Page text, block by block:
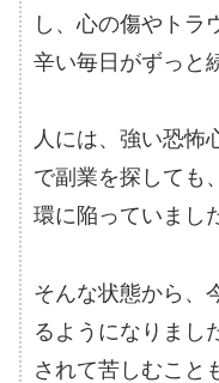
し、心の傷やトラ
辛い毎日がずっと
人には、強い恐怖
で副業を探しても
環に陥っていまし
そんな状態から、
るようになりまし
されて苦しむこと